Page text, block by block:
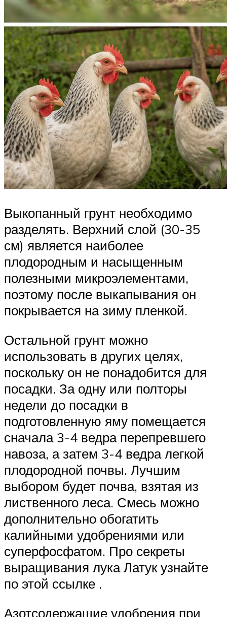
Выкопанный грунт необходимо
разделять. Верхний слой (30-35
см) является наиболее
плодородным и насыщенным
полезными микроэлементами,
поэтому после выкапывания он
покрывается на зиму пленкой.
Остальной грунт можно
использовать в других целях,
поскольку он не понадобится для
посадки. За одну или полторы
недели до посадки в
подготовленную яму помещается
сначала 3-4 ведра перепревшего
навоза, а затем 3-4 ведра легкой
плодородной почвы. Лучшим
выбором будет почва, взятая из
лиственного леса. Смесь можно
дополнительно обогатить
калийными удобрениями или
суперфосфатом. Про секреты
выращивания лука Латук узнайте
по этой ссылке .
Азотсодержащие удобрения при